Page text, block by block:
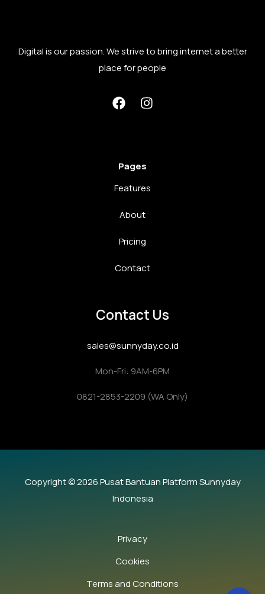
Digital is our passion. We strive to bring internet a better
place for people
Pages
Features
About
Pricing
Contact
Contact Us
sales@sunnyday.co.id
Mon-Fri: 9AM-6PM
0821-2853-2209 (WA Only)
Copyright © 2026 Pusat Bantuan Platform Sunnyday
Indonesia
Privacy
Cookies
Terms and Conditions